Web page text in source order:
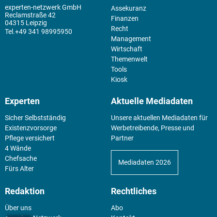
experten-netzwerk GmbH
Reclamstraße 42
04315 Leipzig
+49 341 98995950
Assekuranz
Finanzen
Recht
Management
Wirtschaft
Themenwelt
Tools
Kiosk
Experten
Sicher Selbstständig
Existenz­vorsorge
Pflege versichert
4 Wände
Chefsache
Fürs Alter
Aktuelle Mediadaten
Unsere aktuellen Mediadaten für
Werbetreibende, Presse und
Partner
Mediadaten 2026
Redaktion
Über uns
Rechtliches
Abo